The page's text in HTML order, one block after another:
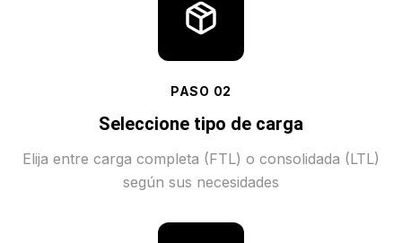
PASO 02
Seleccione tipo de carga
Elija entre carga completa (FTL) o consolidada (LTL)
según sus necesidades